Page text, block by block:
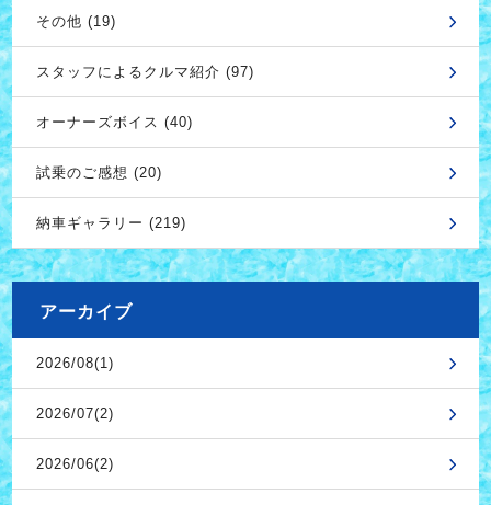
その他 (19)
スタッフによるクルマ紹介 (97)
オーナーズボイス (40)
試乗のご感想 (20)
納車ギャラリー (219)
アーカイブ
2026/08(1)
2026/07(2)
2026/06(2)